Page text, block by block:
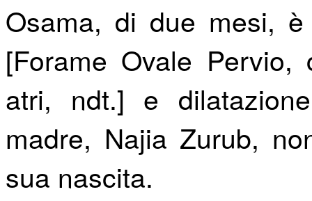
Osama, di due mesi,
[Forame Ovale
atri, ndt.] e
madre, Najia Zurub,
sua nascita.